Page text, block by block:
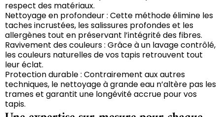
respect des matériaux.
Nettoyage en profondeur : Cette méthode élimine les
taches incrustées, les salissures profondes et les
allergènes tout en préservant l’intégrité des fibres.
Ravivement des couleurs : Grâce à un lavage contrôlé,
les couleurs naturelles de vos tapis retrouvent tout
leur éclat.
Protection durable : Contrairement aux autres
techniques, le nettoyage à grande eau n’altère pas les
trames et garantit une longévité accrue pour vos
tapis.